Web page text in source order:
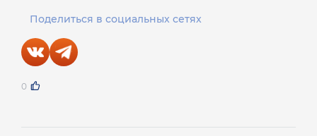
Поделиться в социальных сетях
0